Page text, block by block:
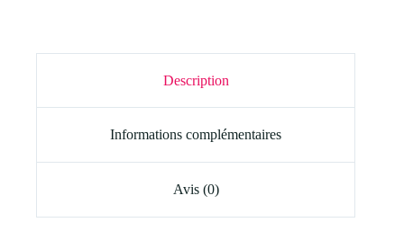
Description
Informations complémentaires
Avis (0)